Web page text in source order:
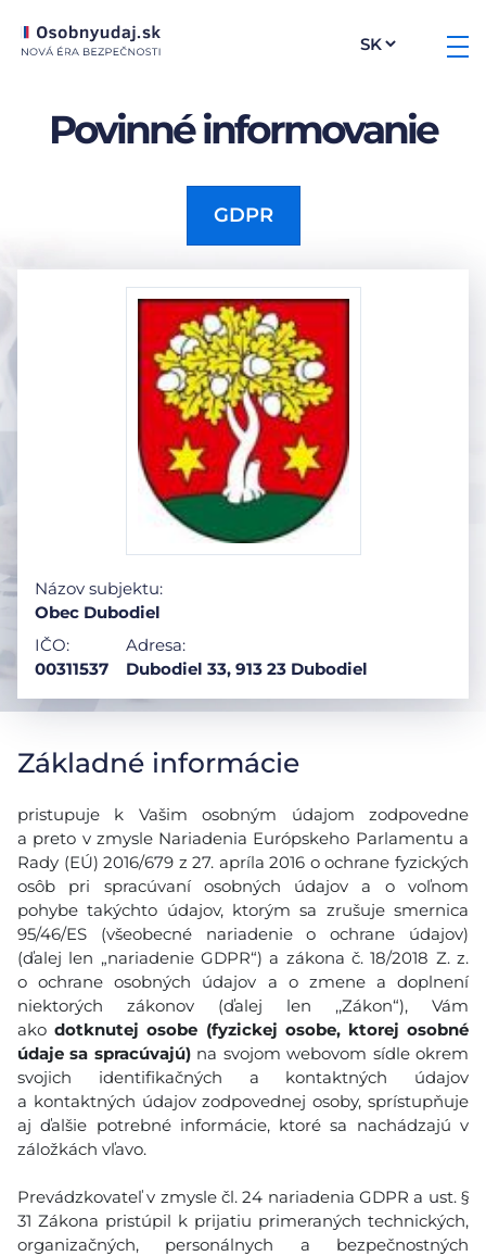
Povinné informovanie
GDPR
Názov subjektu:
Obec Dubodiel
IČO:
00311537
Adresa:
Dubodiel 33, 913 23 Dubodiel
Základné informácie
pristupuje k Vašim osobným údajom zodpovedne
a preto v zmysle Nariadenia Európskeho Parlamentu a
Rady (EÚ) 2016/679 z 27. apríla 2016 o ochrane fyzických
osôb pri spracúvaní osobných údajov a o voľnom
pohybe takýchto údajov, ktorým sa zrušuje smernica
95/46/ES (všeobecné nariadenie o ochrane údajov)
(ďalej len „nariadenie GDPR“) a zákona č. 18/2018 Z. z.
o ochrane osobných údajov a o zmene a doplnení
niektorých zákonov (ďalej len ,,Zákon“), Vám
akodotknutej osobe (fyzickej osobe, ktorej osobné
údaje sa spracúvajú)na svojom webovom sídle okrem
svojich identifikačných a kontaktných údajov
a kontaktných údajov zodpovednej osoby, sprístupňuje
aj ďalšie potrebné informácie, ktoré sa nachádzajú v
záložkách vľavo.
Prevádzkovateľ v zmysle čl. 24 nariadenia GDPR a ust. §
31 Zákona pristúpil k prijatiu primeraných technických,
organizačných, personálnych a bezpečnostných